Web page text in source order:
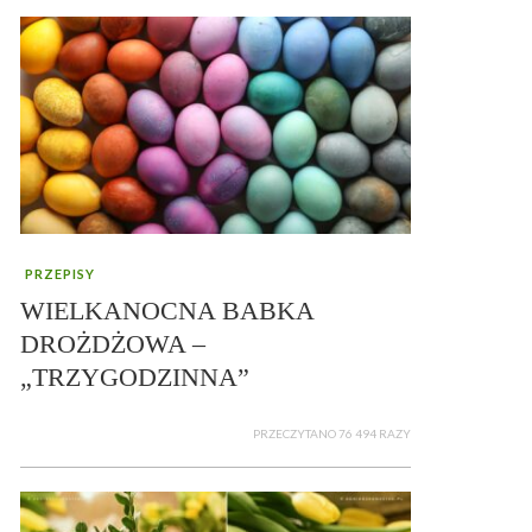
PRZEPISY
WIELKANOCNA BABKA
DROŻDŻOWA –
„TRZYGODZINNA”
PRZECZYTANO 76 494 RAZY